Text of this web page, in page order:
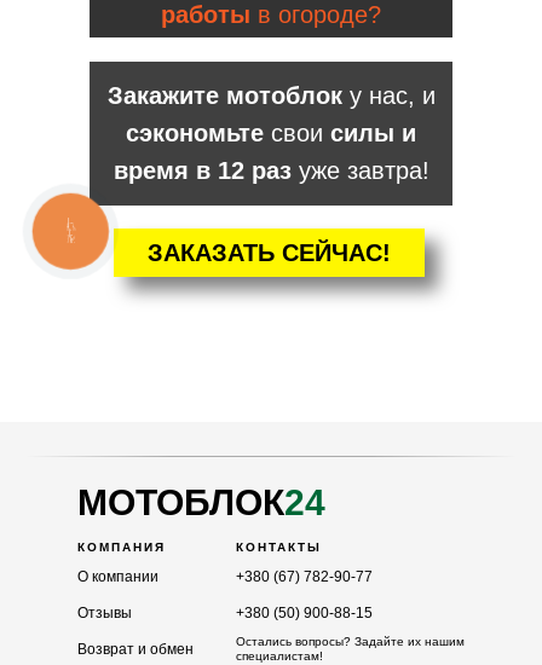
ЗАКАЗАТЬ СЕЙЧАС!
Закажите мотоблоку нас, и
сэкономьте свои силы и
время в 12 разуже завтра!
работы в огороде?
О компании
Возврат и обмен
КОМПАНИЯ
+380 (67) 782-90-77
КОНТАКТЫ
МОТОБЛОК24
Отзывы +380 (50) 900-88-15
Остались вопросы? Задайте их нашим
специалистам!
КНОПКА
ЗВ'ЯЗКУ